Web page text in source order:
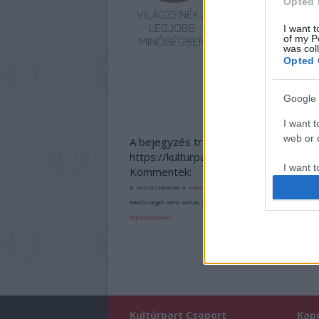
I want
of my
was
Opted
Google
I want
web or
I want
I want
I want
web or
VILÁGZENÉK A
LEGJOBB
MINŐSÉGBEN
ZENEAKADÉMIÁRA
A bejegyzés trackback címe:
https://kulturpart.hu/api/trackback/id/
Kommentek:
A hozzászólások avonatkozó jogszabályok értelmében
felelősséget nem vállal, azokat nem ellenőrzi. Kifogás
tájékoztatóban
Kultúrpart Csoport